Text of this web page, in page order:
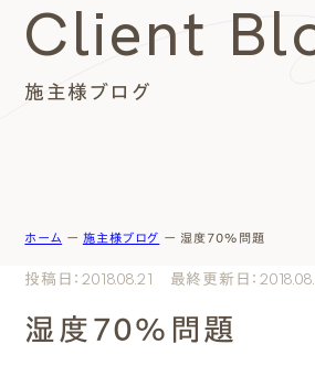
エムズを愛する人たち
施工事例
エムズのこと
0120-40-
施主様ブログ
Client
ホーム ー 施主様ブログ ー 湿度７０％問題
投稿日：2018.08.21 最終更新日：
湿度７０％問題